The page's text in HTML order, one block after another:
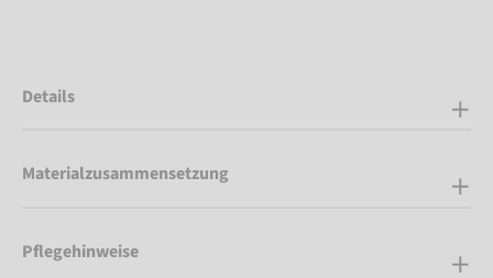
Details
Materialzusammensetzung
Pflegehinweise